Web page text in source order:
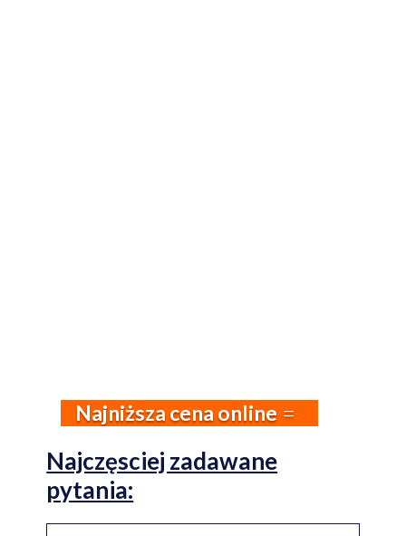
Najniższa cena online
Najczęsciej zadawane
pytania: